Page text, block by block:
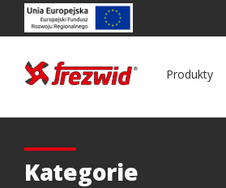
Produkty
Kategorie